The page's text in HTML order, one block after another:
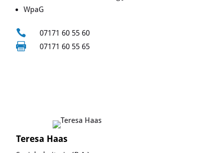
WpaG
 07171 60 55 60
 07171 60 55 65
Teresa Haas